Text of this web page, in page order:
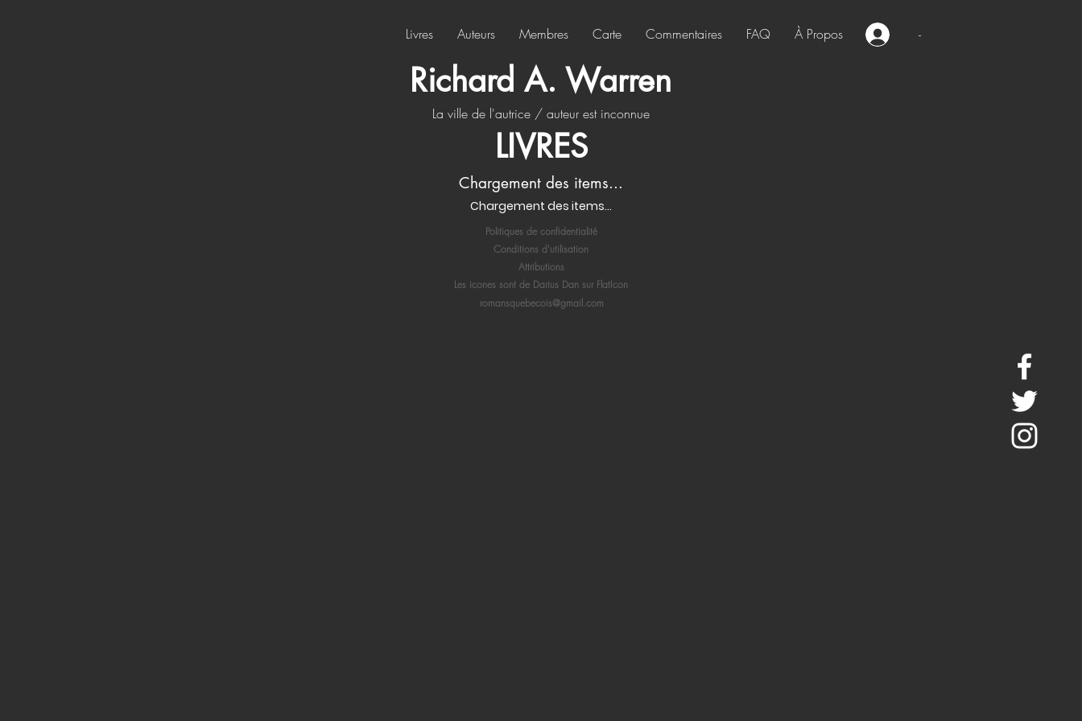
Livres Auteurs Membres Carte Commentaires FAQ À Propos -
Richard A. Warren
La ville de l'autrice / auteur est inconnue
LIVRES
Chargement des items...
Chargement des items...
Politiques de confidentialité
Conditions d'utilisation
Attributions
Les icones sont de Darius Dan sur FlatIcon
romansquebecois@gmail.com